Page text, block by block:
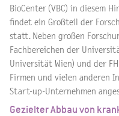
BioCenter (VBC) in diesem
findet ein Großteil der
statt. Neben großen
Fachbereichen der
Universität Wien) und der
Firmen und vielen anderen
Start-up-Unternehmen
Gezielter Abbau von